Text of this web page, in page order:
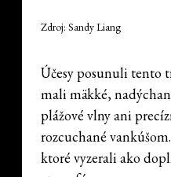
Zdroj: Sandy Liang
Účesy posunuli tento
mali mäkké,
plážové vlny ani
rozcuchané
ktoré vyzerali ako